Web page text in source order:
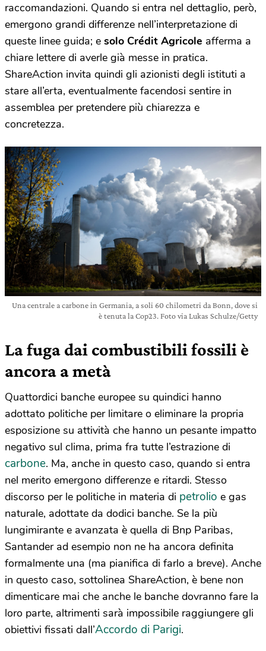
raccomandazioni. Quando si entra nel dettaglio, però,
emergono grandi differenze nell’interpretazione di
queste linee guida; e solo Crédit Agricole afferma a
chiare lettere di averle già messe in pratica.
ShareAction invita quindi gli azionisti degli istituti a
stare all’erta, eventualmente facendosi sentire in
assemblea per pretendere più chiarezza e
concretezza.
Una centrale a carbone in Germania, a soli 60 chilometri da Bonn, dove si
è tenuta la Cop23. Foto via Lukas Schulze/Getty
La fuga dai combustibili fossili è
ancora a metà
Quattordici banche europee su quindici hanno
adottato politiche per limitare o eliminare la propria
esposizione su attività che hanno un pesante impatto
negativo sul clima, prima fra tutte l’estrazione di
carbone. Ma, anche in questo caso, quando si entra
nel merito emergono differenze e ritardi. Stesso
discorso per le politiche in materia di petrolio e gas
naturale, adottate da dodici banche. Se la più
lungimirante e avanzata è quella di Bnp Paribas,
Santander ad esempio non ne ha ancora definita
formalmente una (ma pianifica di farlo a breve). Anche
in questo caso, sottolinea ShareAction, è bene non
dimenticare mai che anche le banche dovranno fare la
loro parte, altrimenti sarà impossibile raggiungere gli
obiettivi fissati dall’Accordo di Parigi.